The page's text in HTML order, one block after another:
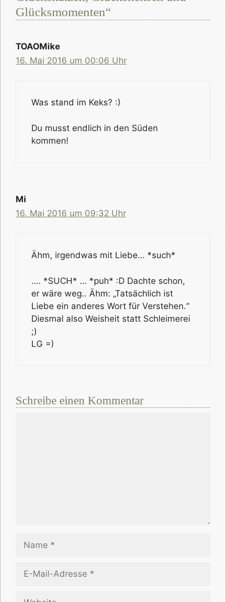
Glücksmomenten“
TOAOMike
16. Mai 2016 um 00:06 Uhr
Was stand im Keks? :)
Du musst endlich in den Süden
kommen!
Mi
16. Mai 2016 um 09:32 Uhr
Ähm, irgendwas mit Liebe… *such*
…. *SUCH* … *puh* :D Dachte schon,
er wäre weg.. Ähm: „Tatsächlich ist
Liebe ein anderes Wort für Verstehen.“
Diesmal also Weisheit statt Schleimerei
;)
LG =)
Schreibe einen Kommentar
Name
Website